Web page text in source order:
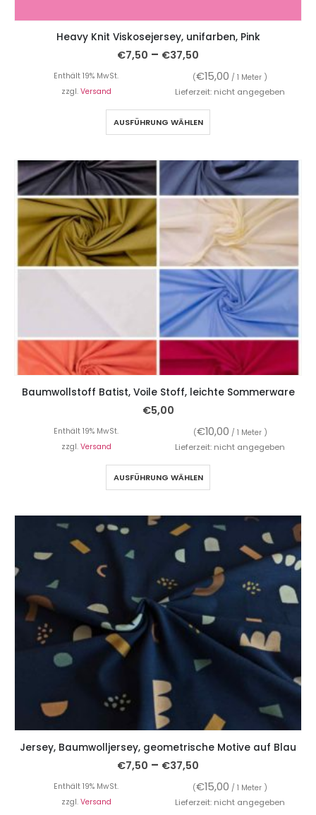
Heavy Knit Viskosejersey, unifarben, Pink
€7,50 – €37,50
Enthält 19% MwSt. (€15,00 / 1 Meter )
zzgl. Versand Lieferzeit: nicht angegeben
AUSFÜHRUNG WÄHLEN
Baumwollstoff Batist, Voile Stoff, leichte Sommerware
€5,00
Enthält 19% MwSt. (€10,00 / 1 Meter )
zzgl. Versand Lieferzeit: nicht angegeben
AUSFÜHRUNG WÄHLEN
Jersey, Baumwolljersey, geometrische Motive auf Blau
€7,50 – €37,50
Enthält 19% MwSt. (€15,00 / 1 Meter )
zzgl. Versand Lieferzeit: nicht angegeben